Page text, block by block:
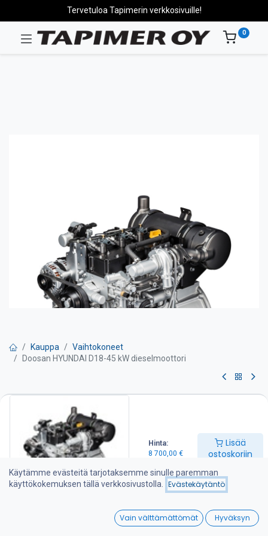
Hinta:
8 700,00 €
Lisää
ostoskoriin
Wishlist
Tervetuloa Tapimerin verkkosivuille!
0
Kauppa
Vaihtokoneet
Doosan HYUNDAI D18-45 kW dieselmoottori
Doosan HYUNDAI D18-45 kW
dieselmoottori
Pyydä tarjous
1 kpl DOOSAN D18 dieselmoottori - STAGE 5 varustelu
-Maksimiteho 45 kW ( 60.4 HP )
-Maksimi vääntömomentti 225 Nm / 1800 kierr.
Käytämme evästeitä tarjotaksemme sinulle paremman
käyttökokemuksen tällä verkkosivustolla.
Evästekäytäntö
Vain välttämättömät Hyväksyn